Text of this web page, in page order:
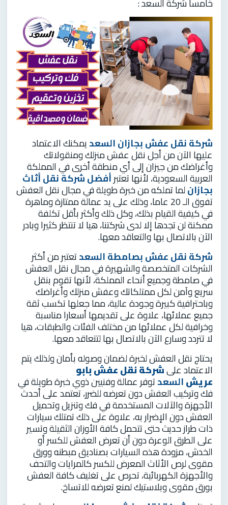
شركة نقل عفش بجازانالسعديمكنك الاعتماد
عليها الآن من أجل نقل عفش منزلك ومنقولاتك
وأغراضك من جيزان إلى أي منطقة أخرى في المملكة
العربية السعودية، لأنها تعتبرأفضل شركة نقل أثاث
بجازانلما تملكه من خبرة طويلة في مجال نقل العفش
تفوق الـ 20 عاما، وذلك على يد عمالة ممتازة وماهرة
في كيفية القيام بذلك، وكل ذلك وأكثر بأقل تكلفة
ممكنة لن تجدها إلا لدى شركتنا، هيا لا تنتظر كثيرا وبادر
الآن بالاتصال بها والتعاقد معها.
شركة نقل عفش بصامطةالسعدتعتبر من أكثر
الشركات المتخصصة والشهيرة في مجال نقل العفش
في صامطة وجميع أنحاء المملكة، لأنها تقوم بنقل
سريع وآمن لكل ممتلكاتك وعفش منزلك وأغراضك
وباحترافية كبيرة وجودة عالية، مما جعلها تكسب ثقة
جميع عملائها، علاوة على تقديمها أسعارا مناسبة
وخرافية لكل عملائها من مختلف الفئات والطبقات، هيا
لا تتردد وسارع الآن بالاتصال بها لتتعاقد معها.
يحتاج نقل العفش لخبرة لضمان وصوله بأمان ولذلك يتم
الاعتماد علىشركة نقل عفش بابو
عريشالسعدتوفر عمالة وفنيين ذوي خبرة طويلة في
فك وتركيب العفش دون تعرضه للضرر، تعتمد على أحدث
الأجهزة والآلات المستخدمة في فك وتنزيل وتحميل
العفش دون الإضرار به، علاوة على ذلك تمتلك سيارات
ذات طراز حديث حتى تتحمل كافة الأوزان الثقيلة وتسير
على الطرق الوعرة دون أن تعرض العفش للكسر أو
الخدش، مزودة هذه السيارات بصناديق مبطنه وورق
مقوى لرص الأثاث المعرض للكسر كالمرايات والتحف
والأجهزة الكهربائية، تحرص على تغليف كافة العفش
بورق مقوى وبلاستيك لمنع تعرضه للاتساخ.